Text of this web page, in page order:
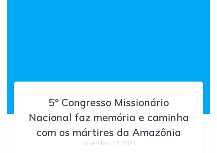
5º Congresso Missionário
Nacional faz memória e caminha
com os mártires da Amazônia
novembro 12, 2023